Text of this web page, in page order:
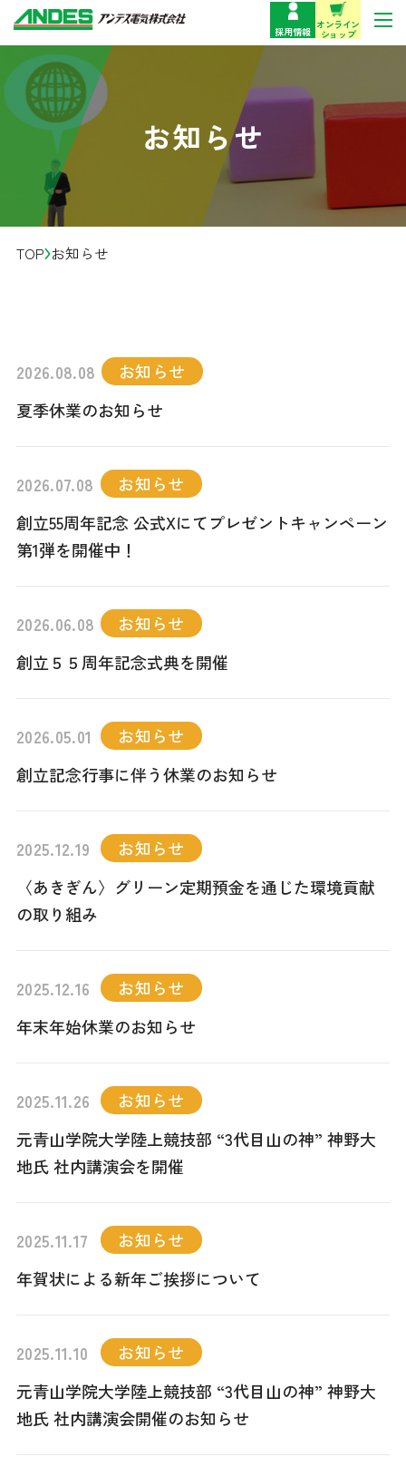
採用情報 オンライン
ショップ
製品情報
サポート・お問い合わせ
企業情報
事業紹介
お役立ち情報
オンラインショップ
お知らせ
TOP お知らせ
2026.08.08
お知らせ
夏季休業のお知らせ
2026.07.08
お知らせ
創立55周年記念 公式Xにてプレゼントキャンペーン
第1弾を開催中！
2026.06.08
お知らせ
創立５５周年記念式典を開催
2026.05.01
お知らせ
創立記念行事に伴う休業のお知らせ
2025.12.19
お知らせ
〈あきぎん〉グリーン定期預金を通じた環境貢献
の取り組み
2025.12.16
お知らせ
年末年始休業のお知らせ
2025.11.26
お知らせ
元青山学院大学陸上競技部 “3代目山の神” 神野大
地氏 社内講演会を開催
2025.11.17
お知らせ
年賀状による新年ご挨拶について
2025.11.10
お知らせ
元青山学院大学陸上競技部 “3代目山の神” 神野大
地氏 社内講演会開催のお知らせ